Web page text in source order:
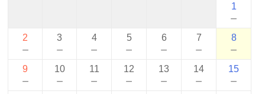
1
－
2
－
3
－
4
－
5
－
6
－
7
－
8
－
9
－
10
－
11
－
12
－
13
－
14
－
15
－